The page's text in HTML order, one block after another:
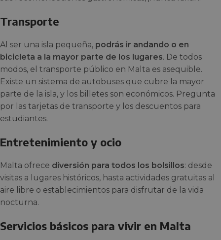
Transporte
Al ser una isla pequeña, podrás ir andando o en
bicicleta a la mayor parte de los lugares. De todos
modos, el transporte público en Malta es asequible.
Existe un sistema de autobuses que cubre la mayor
parte de la isla, y los billetes son económicos. Pregunta
por las tarjetas de transporte y los descuentos para
estudiantes.
Entretenimiento y ocio
Malta ofrece diversión para todos los bolsillos: desde
visitas a lugares históricos, hasta actividades gratuitas al
aire libre o establecimientos para disfrutar de la vida
nocturna.
Servicios básicos para vivir en Malta